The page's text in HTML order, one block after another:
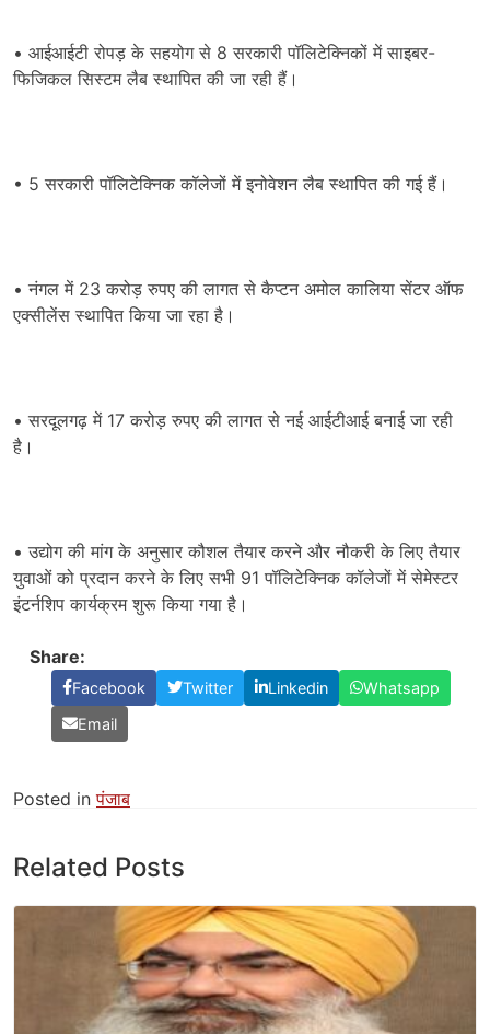
• आईआईटी रोपड़ के सहयोग से 8 सरकारी पॉलिटेक्निकों में साइबर-
फिजिकल सिस्टम लैब स्थापित की जा रही हैं।
• 5 सरकारी पॉलिटेक्निक कॉलेजों में इनोवेशन लैब स्थापित की गई हैं।
• नंगल में 23 करोड़ रुपए की लागत से कैप्टन अमोल कालिया सेंटर ऑफ
एक्सीलेंस स्थापित किया जा रहा है।
• सरदूलगढ़ में 17 करोड़ रुपए की लागत से नई आईटीआई बनाई जा रही
है।
• उद्योग की मांग के अनुसार कौशल तैयार करने और नौकरी के लिए तैयार
युवाओं को प्रदान करने के लिए सभी 91 पॉलिटेक्निक कॉलेजों में सेमेस्टर
इंटर्नशिप कार्यक्रम शुरू किया गया है।
Share:
Facebook Twitter Linkedin
Whatsapp
Email
Posted inपंजाब
Related Posts